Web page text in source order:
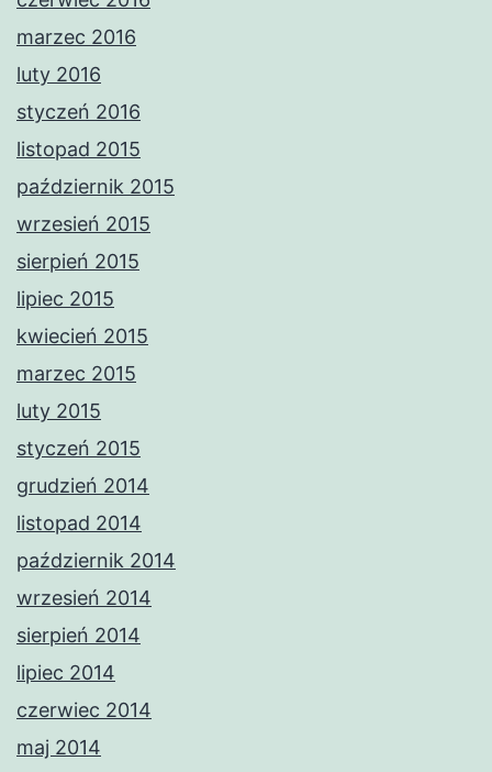
marzec 2016
luty 2016
styczeń 2016
listopad 2015
październik 2015
wrzesień 2015
sierpień 2015
lipiec 2015
kwiecień 2015
marzec 2015
luty 2015
styczeń 2015
grudzień 2014
listopad 2014
październik 2014
wrzesień 2014
sierpień 2014
lipiec 2014
czerwiec 2014
maj 2014